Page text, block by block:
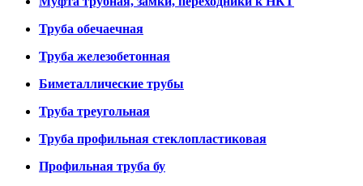
Труба обечаечная
Труба железобетонная
Биметаллические трубы
Труба треугольная
Труба профильная стеклопластиковая
Профильная труба бу